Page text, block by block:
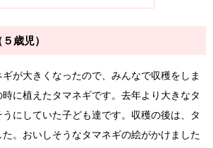
歳児）
が大きくなったので、みんなで収穫をしま
に植えたタマネギです。去年より大きなタ
にしていた子ども達です。収穫の後は、タ
。おいしそうなタマネギの絵がかけました